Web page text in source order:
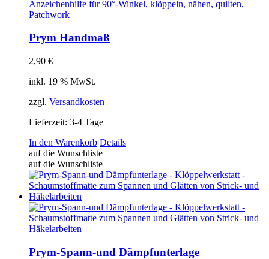
Prym Handmaß
2,90 €
inkl. 19 % MwSt.
zzgl. Versandkosten
Lieferzeit: 3-4 Tage
In den Warenkorb Details
auf die Wunschliste
auf die Wunschliste
Prym-Spann-und Dämpfunterlage